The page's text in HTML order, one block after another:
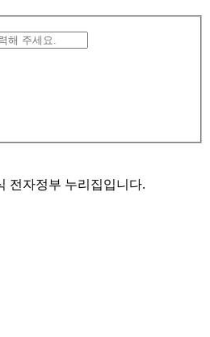
전자정부 누리집입니다.